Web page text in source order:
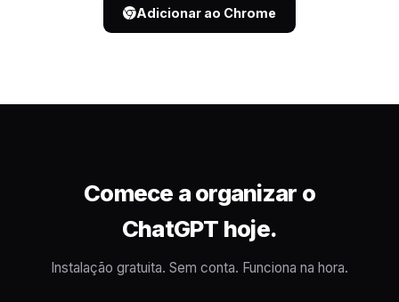
Adicionar ao Chrome
Comece a organizar o
ChatGPT hoje.
Instalação gratuita. Sem conta. Funciona na hora.